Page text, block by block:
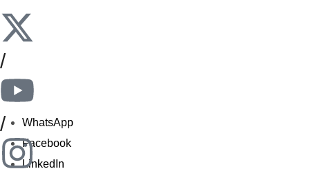
/
/
WhatsApp
Facebook
LinkedIn